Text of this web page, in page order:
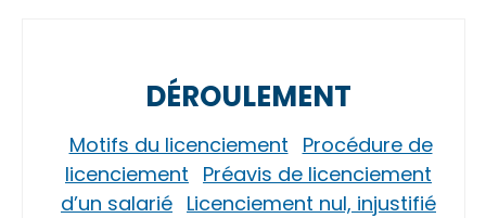
DÉROULEMENT
Motifs du licenciement Procédure de
licenciement Préavis de licenciement
d’un salarié Licenciement nul, injustifié